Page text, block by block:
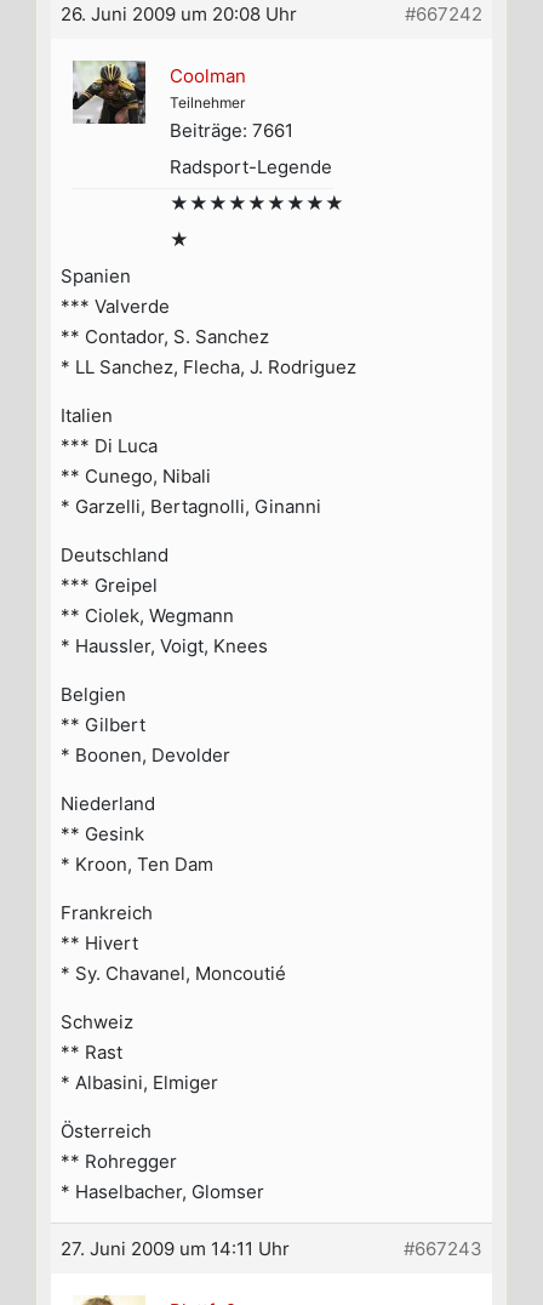
26. Juni 2009 um 20:08 Uhr #667242
Coolman
Teilnehmer
Beiträge: 7661
Radsport-Legende
★★★★★★★★★
★
Spanien
*** Valverde
** Contador, S. Sanchez
* LL Sanchez, Flecha, J. Rodriguez
Italien
*** Di Luca
** Cunego, Nibali
* Garzelli, Bertagnolli, Ginanni
Deutschland
*** Greipel
** Ciolek, Wegmann
* Haussler, Voigt, Knees
Belgien
** Gilbert
* Boonen, Devolder
Niederland
** Gesink
* Kroon, Ten Dam
Frankreich
** Hivert
* Sy. Chavanel, Moncoutié
Schweiz
** Rast
* Albasini, Elmiger
Österreich
** Rohregger
* Haselbacher, Glomser
27. Juni 2009 um 14:11 Uhr #667243